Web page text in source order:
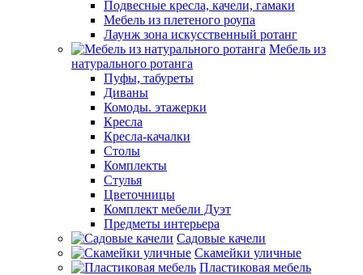
Подвесные кресла, качели, гамаки
Мебель из плетеного роупа
Лаунж зона искусственный ротанг
Мебель из
натурального ротанга
Пуфы, табуреты
Диваны
Комоды. этажерки
Кресла
Кресла-качалки
Столы
Комплекты
Стулья
Цветочницы
Комплект мебели Дуэт
Предметы интерьера
Садовые качели
Скамейки уличные
Пластиковая мебель